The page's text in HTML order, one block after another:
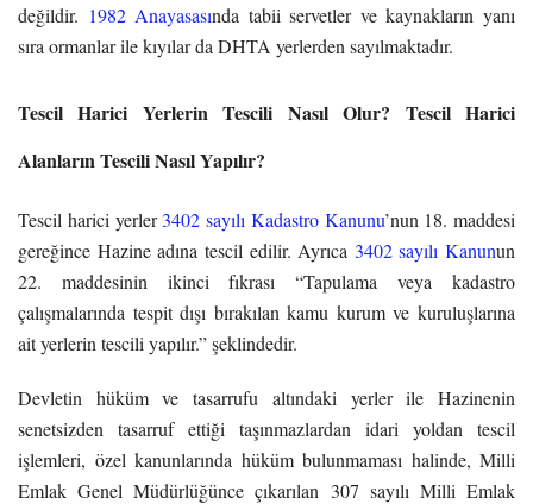
değildir. 1982 Anayasasında tabii servetler ve kaynakların yanı
sıra ormanlar ile kıyılar da DHTA yerlerden sayılmaktadır.
Tescil Harici Yerlerin Tescili Nasıl Olur? Tescil Harici
Alanların Tescili Nasıl Yapılır?
Tescil harici yerler3402 sayılı Kadastro Kanunu’nun 18. maddesi
gereğince Hazine adına tescil edilir. Ayrıca 3402 sayılı Kanunun
22. maddesinin ikinci fıkrası “Tapulama veya kadastro
çalışmalarında tespit dışı bırakılan kamu kurum ve kuruluşlarına
ait yerlerin tescili yapılır.” şeklindedir.
Devletin hüküm ve tasarrufu altındaki yerler ile Hazinenin
senetsizden tasarruf ettiği taşınmazlardan idari yoldan tescil
işlemleri, özel kanunlarında hüküm bulunmaması halinde, Milli
Emlak Genel Müdürlüğünce çıkarılan 307 sayılı Milli Emlak